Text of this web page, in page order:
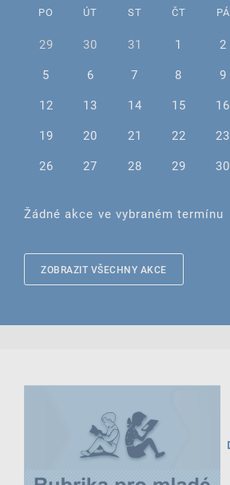
PO ÚT ST ČT PÁ
29 30 31 1 2
5
6 7 8 9
12
13 14 15 16
19
20 21 22 23
26
27 28 29 30
Žádné akce ve vybraném termínu
ZOBRAZIT VŠECHNY AKCE